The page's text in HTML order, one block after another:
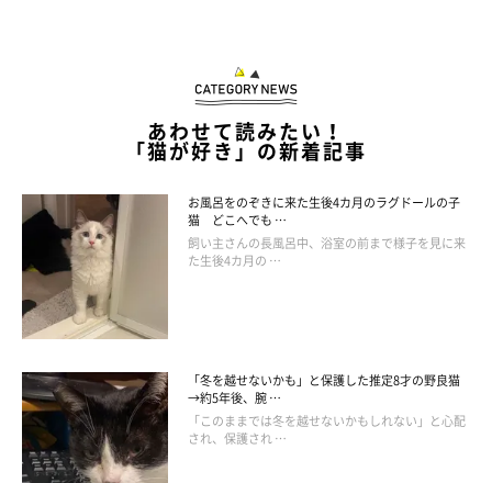
あわせて読みたい！
「猫が好き」の新着記事
お風呂をのぞきに来た生後4カ月のラグドールの子
猫 どこへでも …
飼い主さんの長風呂中、浴室の前まで様子を見に来
た生後4カ月の …
「冬を越せないかも」と保護した推定8才の野良猫
→約5年後、腕 …
「このままでは冬を越せないかもしれない」と心配
され、保護され …